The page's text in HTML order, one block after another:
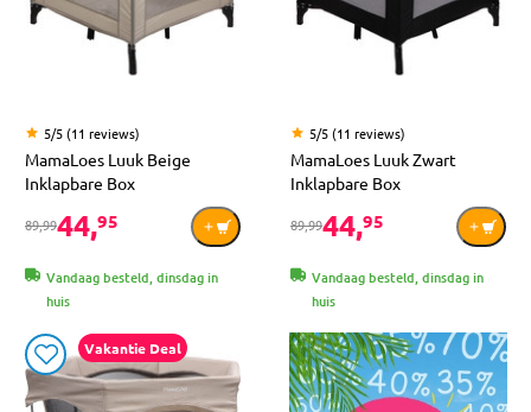
5/5 (11 reviews)
MamaLoes Luuk Beige
Inklapbare Box
89,9944,95
Vandaag besteld, dinsdag in
huis
5/5 (11 reviews)
MamaLoes Luuk Zwart
Inklapbare Box
89,9944,95
Vandaag besteld, dinsdag in
huis
Vakantie Deal